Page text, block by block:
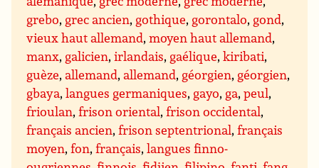
grebo, grec ancien, gothique, gorontalo, gond,
vieux haut allemand,moyen haut allemand,
manx, galicien,irlandais, gaélique,kiribati,
guèze,allemand,allemand, géorgien, géorgien,
gbaya,langues germaniques, gayo, ga,peul,
frioulan,frison oriental,frison occidental,
français ancien,frison septentrional,français
moyen,fon,français,langues finno-